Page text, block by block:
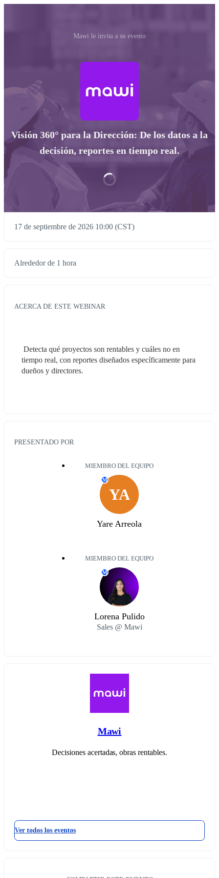
Mawi le invita a su evento
Visión 360° para la Dirección: De los datos a la
decisión, reportes en tiempo real.
17 de septiembre de 2026 10:00 (CST)
Alrededor de 1 hora
ACERCA DE ESTE WEBINAR
Detecta qué proyectos son rentables y cuáles no en
tiempo real, con reportes diseñados específicamente para
dueños y directores.
PRESENTADO POR
MIEMBRO DEL EQUIPO
YA
M
Yare Arreola
MIEMBRO DEL EQUIPO
M
Lorena Pulido
Sales @ Mawi
Mawi
Decisiones acertadas, obras rentables.
Ver todos los eventos